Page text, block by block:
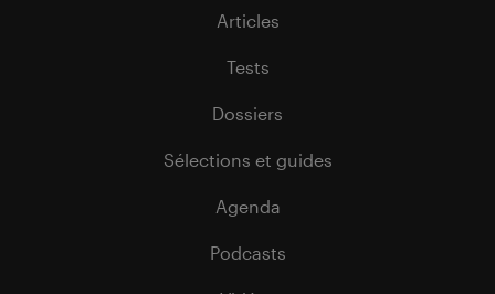
Articles
Tests
Dossiers
Sélections et guides
Agenda
Podcasts